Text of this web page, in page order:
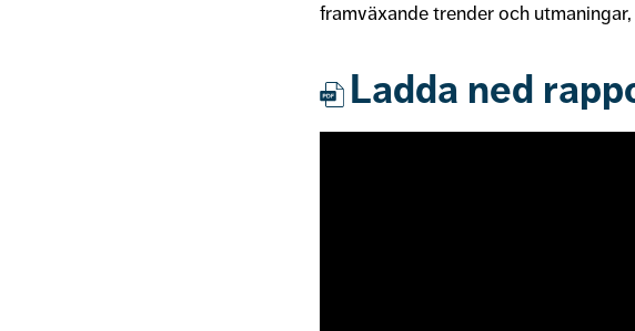
framväxande trender och
Ladda ned